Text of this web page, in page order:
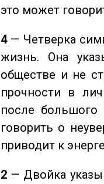
это может
4— Четверка
жизнь. Она
обществе и не
прочности в
после большого
говорить о
приводит к
2 — Двойка